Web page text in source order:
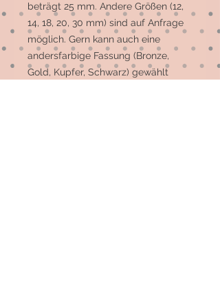
beträgt 25 mm. Andere Größen (12,
14, 18, 20, 30 mm) sind auf Anfrage
möglich. Gern kann auch eine
andersfarbige Fassung (Bronze,
Gold, Kupfer, Schwarz) gewählt